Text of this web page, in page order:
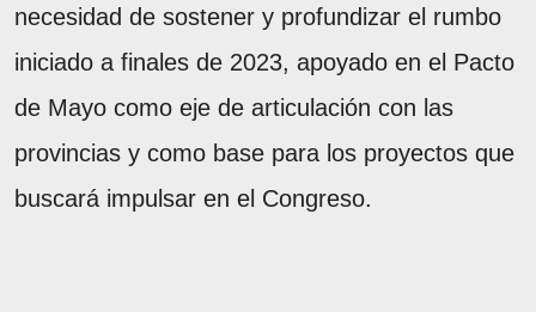
necesidad de sostener y profundizar el rumbo
iniciado a finales de 2023, apoyado en el Pacto
de Mayo como eje de articulación con las
provincias y como base para los proyectos que
buscará impulsar en el Congreso.